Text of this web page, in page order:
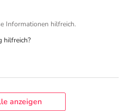
Informationen hilfreich.
hilfreich?
anzeigen